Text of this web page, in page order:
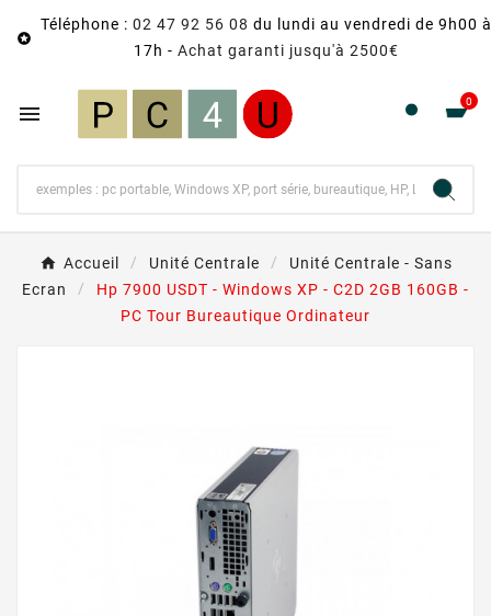

Téléphone : 02 47 92 56 08 du lundi au vendredi de 9h00 à
17h - Achat garanti jusqu'à 2500€
 0
Accueil Unité Centrale
Unité Centrale - Sans
Ecran
Hp 7900 USDT - Windows XP - C2D 2GB 160GB -
PC Tour Bureautique Ordinateur